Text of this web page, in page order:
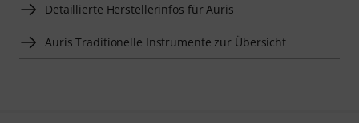
Detaillierte Herstellerinfos für Auris
Auris Traditionelle Instrumente zur Übersicht